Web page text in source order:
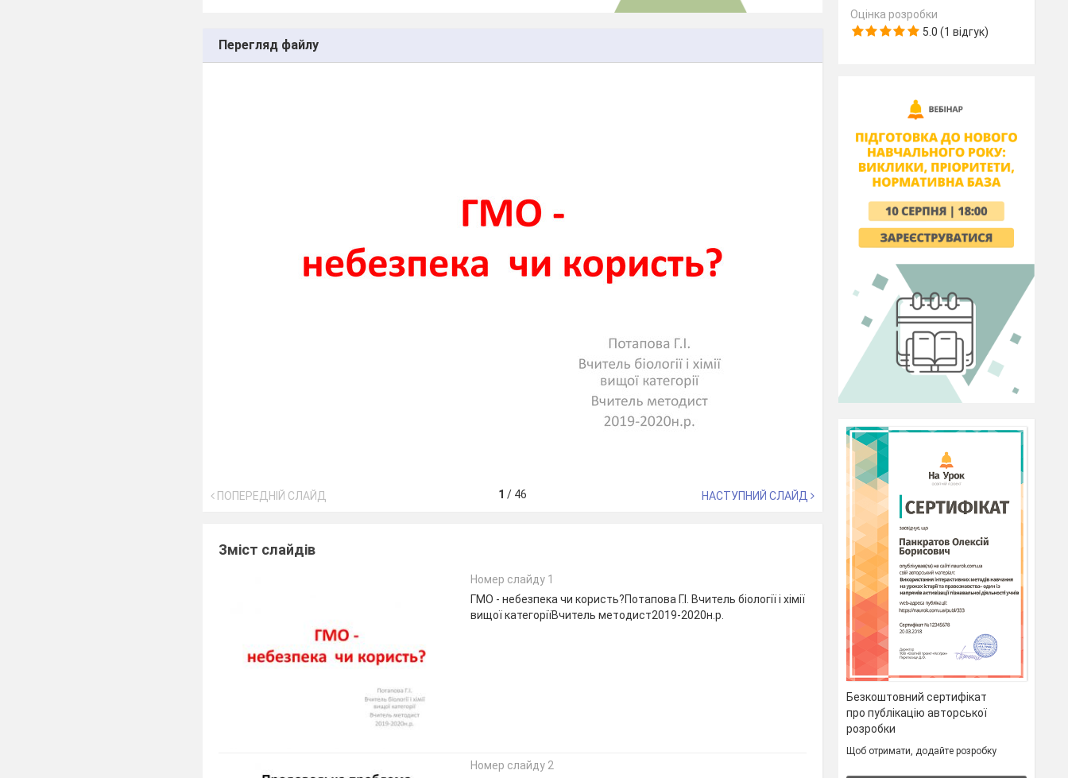
Перегляд файлу
ПОПЕРЕДНІЙ СЛАЙД 1 / 46 НАСТУПНИЙ СЛАЙД
Зміст слайдів
Номер слайду 1
ГМО - небезпека чи користь?Потапова Г.І. Вчитель біології і хімії
вищої категоріїВчитель методист2019-2020н.р.
Номер слайду 2
Оцінка розробки
5.0 (1 відгук)
Безкоштовний сертифікат
про публікацію авторської
розробки
Щоб отримати, додайте розробку